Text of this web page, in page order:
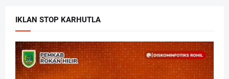
IKLAN STOP KARHUTLA